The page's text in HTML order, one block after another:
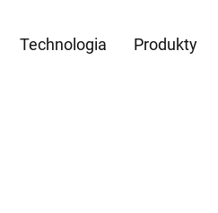
Technologia Produkty